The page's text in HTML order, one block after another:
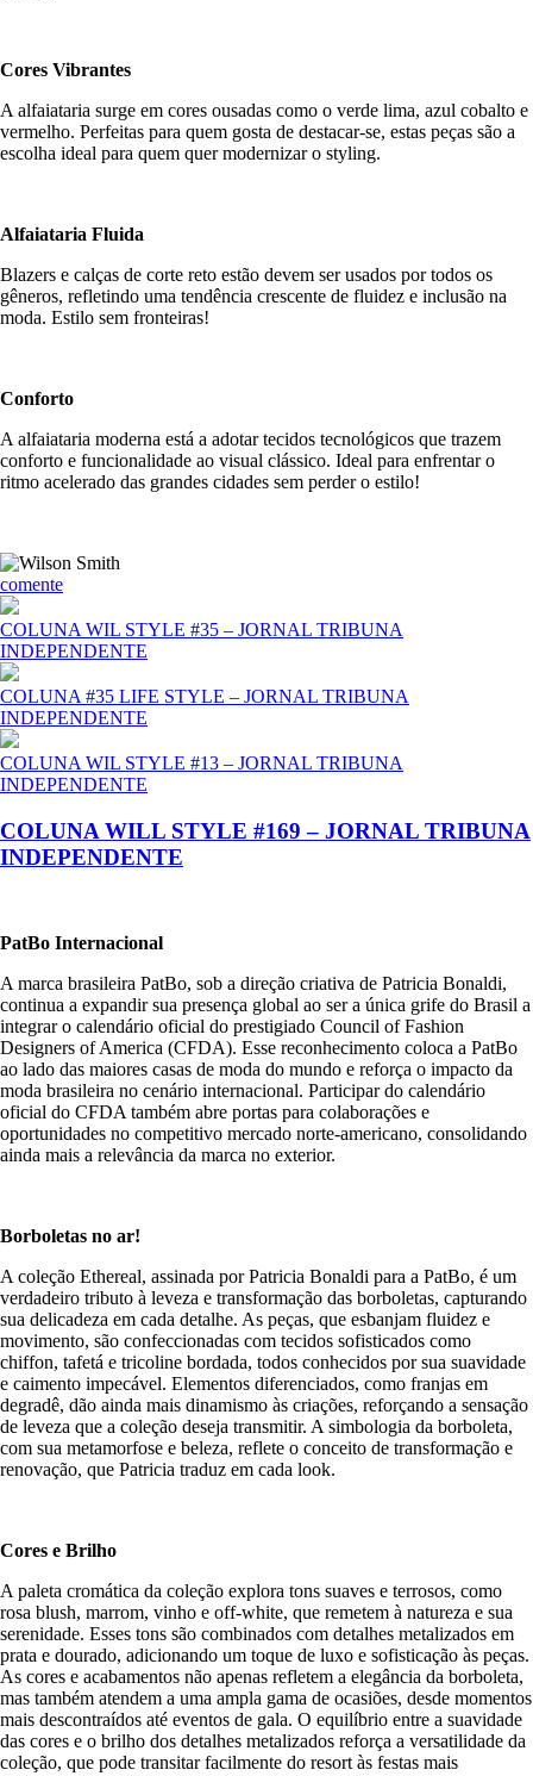
Cores Vibrantes
A alfaiataria surge em cores ousadas como o verde lima, azul cobalto e
vermelho. Perfeitas para quem gosta de destacar-se, estas peças são a
escolha ideal para quem quer modernizar o styling.
Alfaiataria Fluida
Blazers e calças de corte reto estão devem ser usados por todos os
gêneros, refletindo uma tendência crescente de fluidez e inclusão na
moda. Estilo sem fronteiras!
Conforto
A alfaiataria moderna está a adotar tecidos tecnológicos que trazem
conforto e funcionalidade ao visual clássico. Ideal para enfrentar o
ritmo acelerado das grandes cidades sem perder o estilo!
comente
COLUNA WIL STYLE #35 – JORNAL TRIBUNA
INDEPENDENTE
COLUNA #35 LIFE STYLE – JORNAL TRIBUNA
INDEPENDENTE
COLUNA WIL STYLE #13 – JORNAL TRIBUNA
INDEPENDENTE
COLUNA WILL STYLE #169 – JORNAL TRIBUNA
INDEPENDENTE
PatBo Internacional
A marca brasileira PatBo, sob a direção criativa de Patricia Bonaldi,
continua a expandir sua presença global ao ser a única grife do Brasil a
integrar o calendário oficial do prestigiado Council of Fashion
Designers of America (CFDA). Esse reconhecimento coloca a PatBo
ao lado das maiores casas de moda do mundo e reforça o impacto da
moda brasileira no cenário internacional. Participar do calendário
oficial do CFDA também abre portas para colaborações e
oportunidades no competitivo mercado norte-americano, consolidando
ainda mais a relevância da marca no exterior.
Borboletas no ar!
A coleção Ethereal, assinada por Patricia Bonaldi para a PatBo, é um
verdadeiro tributo à leveza e transformação das borboletas, capturando
sua delicadeza em cada detalhe. As peças, que esbanjam fluidez e
movimento, são confeccionadas com tecidos sofisticados como
chiffon, tafetá e tricoline bordada, todos conhecidos por sua suavidade
e caimento impecável. Elementos diferenciados, como franjas em
degradê, dão ainda mais dinamismo às criações, reforçando a sensação
de leveza que a coleção deseja transmitir. A simbologia da borboleta,
com sua metamorfose e beleza, reflete o conceito de transformação e
renovação, que Patricia traduz em cada look.
Cores e Brilho
A paleta cromática da coleção explora tons suaves e terrosos, como
rosa blush, marrom, vinho e off-white, que remetem à natureza e sua
serenidade. Esses tons são combinados com detalhes metalizados em
prata e dourado, adicionando um toque de luxo e sofisticação às peças.
As cores e acabamentos não apenas refletem a elegância da borboleta,
mas também atendem a uma ampla gama de ocasiões, desde momentos
mais descontraídos até eventos de gala. O equilíbrio entre a suavidade
das cores e o brilho dos detalhes metalizados reforça a versatilidade da
coleção, que pode transitar facilmente do resort às festas mais